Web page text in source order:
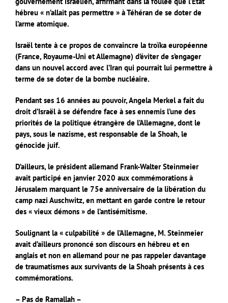
hébreu « n’allait pas permettre » à Téhéran de se doter de
l’arme atomique.
Israël tente à ce propos de convaincre la troïka européenne
(France, Royaume-Uni et Allemagne) d’éviter de s’engager
dans un nouvel accord avec l’Iran qui pourrait lui permettre à
terme de se doter de la bombe nucléaire.
Pendant ses 16 années au pouvoir, Angela Merkel a fait du
droit d’Israël à se défendre face à ses ennemis l’une des
priorités de la politique étrangère de l’Allemagne, dont le
pays, sous le nazisme, est responsable de la Shoah, le
génocide juif.
D’ailleurs, le président allemand Frank-Walter Steinmeier
avait participé en janvier 2020 aux commémorations à
Jérusalem marquant le 75e anniversaire de la libération du
camp nazi Auschwitz, en mettant en garde contre le retour
des « vieux démons » de l’antisémitisme.
Soulignant la « culpabilité » de l’Allemagne, M. Steinmeier
avait d’ailleurs prononcé son discours en hébreu et en
anglais et non en allemand pour ne pas rappeler davantage
de traumatismes aux survivants de la Shoah présents à ces
commémorations.
– Pas de Ramallah –